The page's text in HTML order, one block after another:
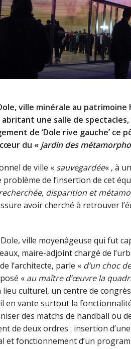
ville minérale au patrimoine
une salle de
de ‘Dole rive gauche’ ce
du « jardin des
de ville « sauvegardée« , à
de l’insertion de cet
disparition et
avoir cherché à retrouver
Dole, ville moyenâgeuse qui fut
maire-adjoint chargé de
l’architecte, parle « d’un choc
« au maître d’œuvre la
culturel, un centre de
en vante surtout la
des matchs de handball ou
de deux ordres : insertion
et fonctionnement d’un